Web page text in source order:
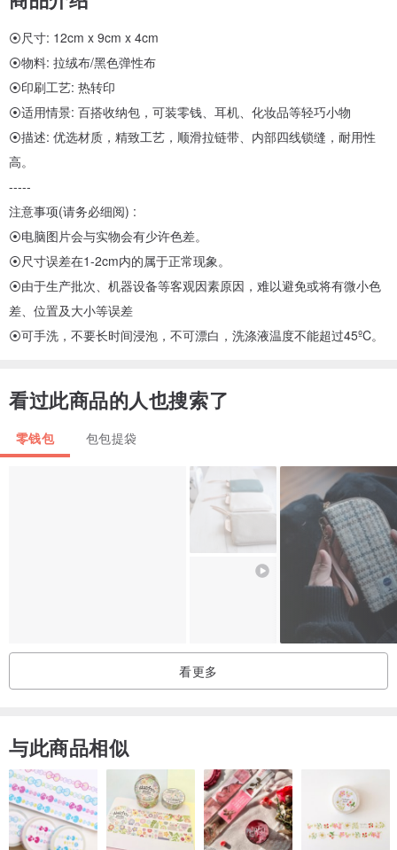
⦿尺寸: 12cm x 9cm x 4cm
⦿物料: 拉绒布/黑色弹性布
⦿印刷工艺: 热转印
⦿适用情景: 百搭收纳包，可装零钱、耳机、化妆品等轻巧小物
⦿描述: 优选材质，精致工艺，顺滑拉链带、内部四线锁缝，耐用性
高。
-----
注意事项(请务必细阅) :
⦿电脑图片会与实物会有少许色差。
⦿尺寸误差在1-2cm内的属于正常现象。
⦿由于生产批次、机器设备等客观因素原因，难以避免或将有微小色
差、位置及大小等误差
⦿可手洗，不要长时间浸泡，不可漂白，洗涤液温度不能超过45ºC。
看过此商品的人也搜索了
零钱包 包包提袋
看更多
与此商品相似